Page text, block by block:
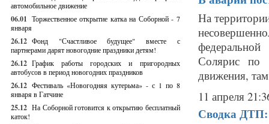
автомобильное движение
06.01 Торжественное открытие катка на Соборной - 7
января
26.12 Фонд "Счастливое будущее" вместе с
партнерами дарят новогодние праздники детям!
26.12 График работы городских и пригородных
автобусов в период новогодних праздников
26.12 Фестиваль «Новогодняя кутерьма» - с 1 по 8
января в Гатчине
25.12 На Соборной готовится к открытию бесплатный
каток!
На
Солярис по
движения,
11 апреля
Сводка ДТП: